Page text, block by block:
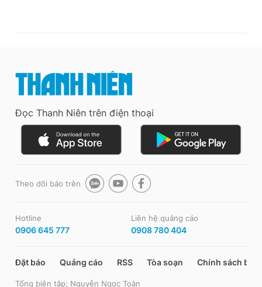
Đọc Thanh Niên trên điện thoại
Theo dõi báo trên
Hotline
0906 645 777
Liên hệ quảng cáo
0908 780 404
Đặt báo Quảng cáo RSS Tòa soạn Chính sách bảo
Tổng biên tập: Nguyễn Ngọc Toàn